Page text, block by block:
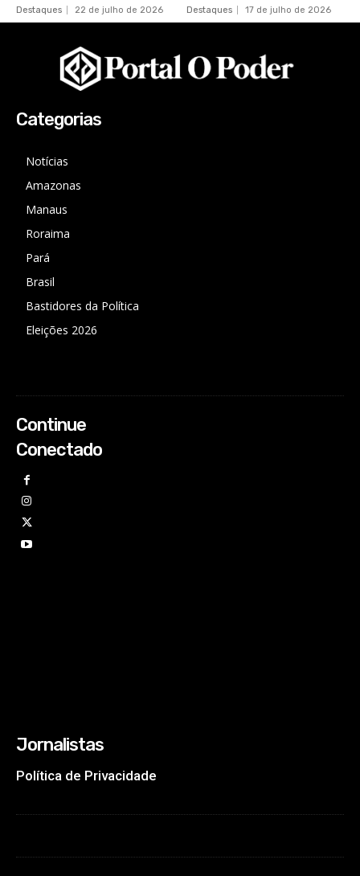
Destaques 22 de julho de 2026 Destaques 17 de julho de 2026
Categorias
Notícias
Amazonas
Manaus
Roraima
Pará
Brasil
Bastidores da Política
Eleições 2026
Continue
Conectado
Jornalistas
Política de Privacidade